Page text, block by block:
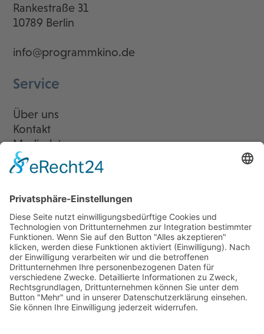
Rankestraße 31
10789 Berlin
info@programmkino.de
Service
Über uns
Kontakt
Mediadaten
Newsletter
LogIn
Legal
Impressum
Datenschutzerklärung
Cookie-Einstellungen